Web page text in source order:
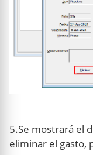
5.Se mostrará el
eliminar el gasto,